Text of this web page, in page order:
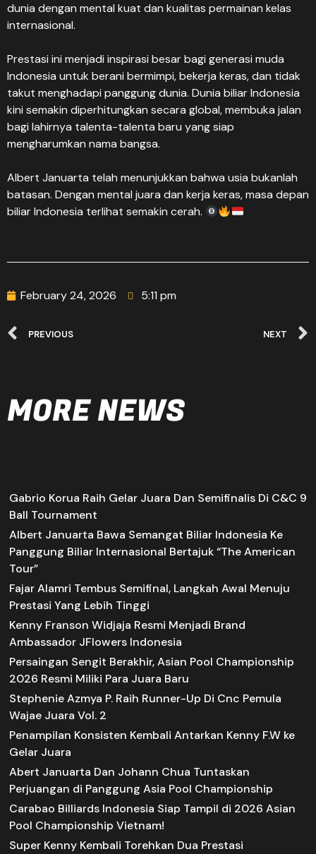
dunia dengan mental kuat dan kualitas permainan kelas
internasional.
Prestasi ini menjadi inspirasi besar bagi generasi muda
Indonesia untuk berani bermimpi, bekerja keras, dan tidak
takut menghadapi panggung dunia. Dunia biliar Indonesia
kini semakin diperhitungkan secara global, membuka jalan
bagi lahirnya talenta-talenta baru yang siap
mengharumkan nama bangsa.
Albert Januarta telah menunjukkan bahwa usia bukanlah
batasan. Dengan mental juara dan kerja keras, masa depan
biliar Indonesia terlihat semakin cerah.
February 24, 2026 5:11 pm
PREVIOUS NEXT
MORE NEWS
Gabrio Korua Raih Gelar Juara Dan Semifinalis Di C&C 9
Ball Tournament
Albert Januarta Bawa Semangat Biliar Indonesia Ke
Panggung Biliar Internasional Bertajuk “The American
Tour”
Fajar Alamri Tembus Semifinal, Langkah Awal Menuju
Prestasi Yang Lebih Tinggi
Kenny Franson Widjaja Resmi Menjadi Brand
Ambassador JFlowers Indonesia
Persaingan Sengit Berakhir, Asian Pool Championship
2026 Resmi Miliki Para Juara Baru
Stephenie Azmya P. Raih Runner-Up Di Cnc Pemula
Wajae Juara Vol. 2
Penampilan Konsisten Kembali Antarkan Kenny F.W ke
Gelar Juara
Abert Januarta Dan Johann Chua Tuntaskan
Perjuangan di Panggung Asia Pool Championship
Carabao Billiards Indonesia Siap Tampil di 2026 Asian
Pool Championship Vietnam!
Super Kenny Kembali Torehkan Dua Prestasi